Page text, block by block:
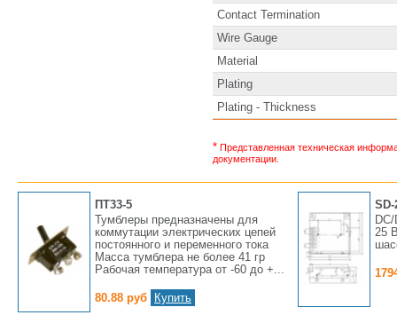
Contact Termination
Wire Gauge
Material
Plating
Plating - Thickness
* Представленная техническая
документации.
ПТ33-5
Тумблеры предназначены для
коммутации электрических цепей
постоянного и переменного тока
Масса тумблера не более 41 гр
Рабочая температура от -60 до +...
80.88 руб Купить
SD-
25